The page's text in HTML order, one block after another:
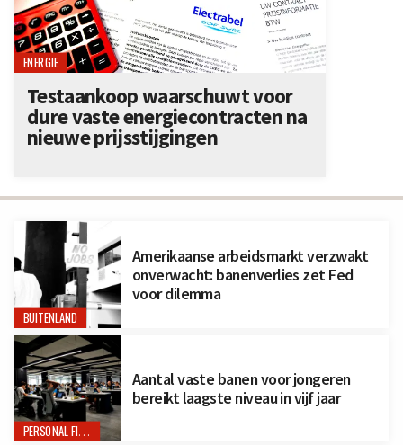
BUITENLAND
Amerikaanse arbeidsmarkt verzwakt
onverwacht: banenverlies zet Fed
voor dilemma
PERSONAL FINANCE
Aantal vaste banen voor jongeren
bereikt laagste niveau in vijf jaar
ENERGIE
Testaankoop waarschuwt voor
dure vaste energiecontracten na
nieuwe prijsstijgingen